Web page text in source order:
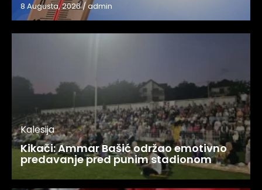
8 Augusta, 2026/admin
Kalesija
Kikači: Ammar Bašić održao emotivno
predavanje pred punim stadionom